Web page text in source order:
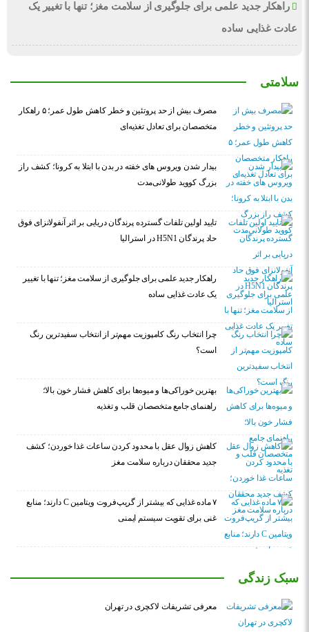
راهکار جدید علمی برای جلوگیری از سلامت مغز؛ تنها با تغییر یک
عادت غذایی ساده
سلامتی
مصرف بیش از حد پروتئین و خطر کاهش طول عمر؛ ۵ راهکار
متخصصان برای تعادل تغذیه‌ای
بیدار شدن ویروس‌ های خفته در بدن با ابتلا به کرونا؛ کشف راز
بزرگ کووید طولانی‌مدت
تایید اولین تلفات گسترده پرندگان دریایی بر اثر آنفولانزای فوق
حاد پرندگان H5N1 در استرالیا
راهکار جدید علمی برای جلوگیری از سلامت مغز؛ تنها با تغییر
یک عادت غذایی ساده
چرا انتخاب رنگ کامپوزیت مهم‌تر از انتخاب سفیدترین رنگ
است؟
بهترین خوراکی‌ها و میوه‌ها برای کاهش فشار خون بالا؛
راهنمای جامع متخصصان قلب و تغذیه
کاهش زوال عقل با محدود کردن ساعات غذا خوردن؛ کشف
جدید محققان درباره سلامت مغز
۷ ماده غذایی که بیشتر از گریپ‌فروت ویتامین C دارند؛ منابع
غنی برای تقویت سیستم ایمنی
سبک زندگی
معرفی تشریفات لاکچری در تهران